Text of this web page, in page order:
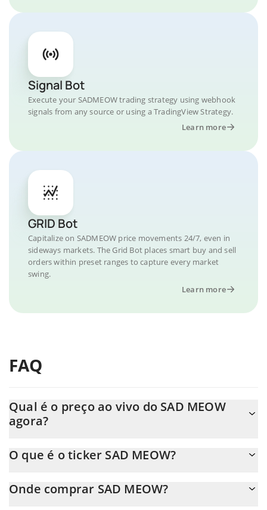
Signal Bot
Execute your SADMEOW trading strategy using webhook
signals from any source or using a TradingView Strategy.
Learn more
GRID Bot
Capitalize on SADMEOW price movements 24/7, even in
sideways markets. The Grid Bot places smart buy and sell
orders within preset ranges to capture every market
swing.
Learn more
FAQ
Qual é o preço ao vivo do SAD MEOW
agora?
O que é o ticker SAD MEOW?
Onde comprar SAD MEOW?